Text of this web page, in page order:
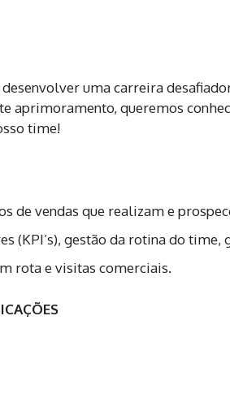
desenvolver uma carreira
aprimoramento, queremos
time!
de vendas que realizam e
(KPI’s), gestão da rotina do time,
rota e visitas comerciais.